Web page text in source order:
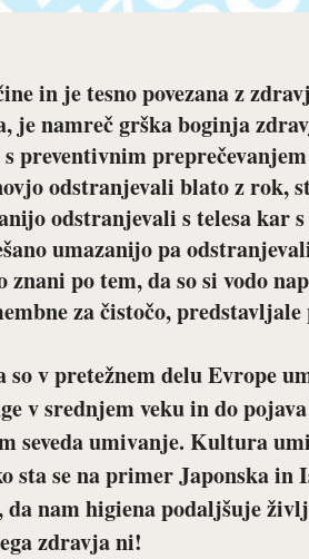
in je tesno povezana z
je namreč grška boginja
preventivnim
odstranjevali blato z rok,
odstranjevali s telesa kar s
umazanijo pa
po tem, da so si vodo
za čistočo,
v pretežnem delu Evrope
v srednjem veku in do
seveda umivanje. Kultura
sta se na primer Japonska
da nam higiena podaljšuje
zdravja ni!